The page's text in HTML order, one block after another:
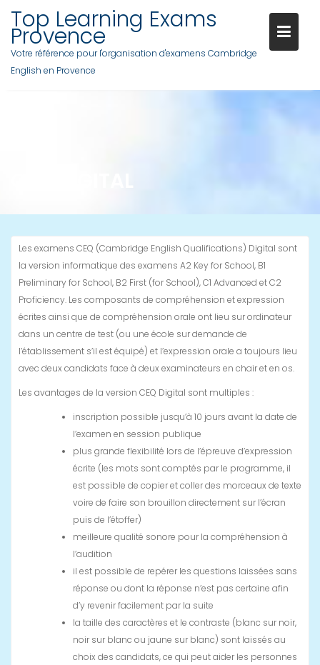
content
Top Learning Exams
Provence
Votre référence pour l'organisation d'examens Cambridge
English en Provence
Les examens CEQ (Cambridge English Qualifications) Digital sont
la version informatique des examens A2 Key for School, B1
Preliminary for School, B2 First (for School), C1 Advanced et C2
Proficiency. Les composants de compréhension et expression
écrites ainsi que de compréhension orale ont lieu sur ordinateur
dans un centre de test (ou une école sur demande de
l’établissement s’il est équipé) et l’expression orale a toujours lieu
avec deux candidats face à deux examinateurs en chair et en os.
Les avantages de la version CEQ Digital sont multiples :
inscription possible jusqu’à 10 jours avant la date de
l’examen en session publique
plus grande flexibilité lors de l’épreuve d’expression
écrite (les mots sont comptés par le programme, il
est possible de copier et coller des morceaux de texte
voire de faire son brouillon directement sur l’écran
puis de l’étoffer)
meilleure qualité sonore pour la compréhension à
l’audition
il est possible de repérer les questions laissées sans
réponse ou dont la réponse n’est pas certaine afin
d’y revenir facilement par la suite
la taille des caractères et le contraste (blanc sur noir,
noir sur blanc ou jaune sur blanc) sont laissés au
choix des candidats, ce qui peut aider les personnes